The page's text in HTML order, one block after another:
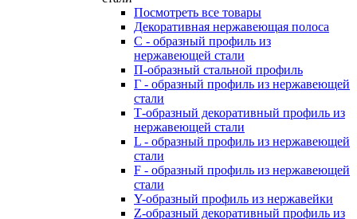
Посмотреть все товары
Декоративная нержавеющая полоса
С - образный профиль из
нержавеющей стали
П-образный стальной профиль
Г - образный профиль из нержавеющей
стали
Т-образный декоративный профиль из
нержавеющей стали
L - образный профиль из нержавеющей
стали
F - образный профиль из нержавеющей
стали
Y-образный профиль из нержавейки
Z-образный декоративный профиль из